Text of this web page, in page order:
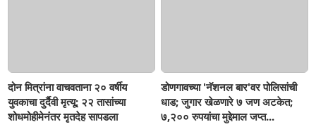
दोन मित्रांना वाचवताना २० वर्षीय
युवकाचा दुर्दैवी मृत्यू; २२ तासांच्या
शोधमोहीमेनंतर मृतदेह सापडला
डोणगावच्या 'नॅशनल बार'वर पोलिसांची
धाड; जुगार खेळणारे ७ जण अटकेत;
७,२०० रुपयांचा मुद्देमाल जप्त...